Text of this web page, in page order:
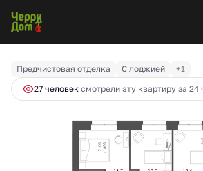
3-комнатная
Ипотека
Предчистовая отделка С лоджией
+1
27 человек смотрели эту квартиру за 24